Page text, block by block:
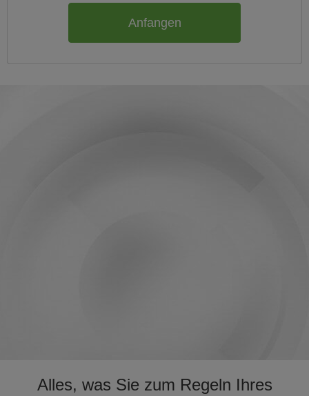
Anfangen
Alles, was Sie zum Regeln Ihres